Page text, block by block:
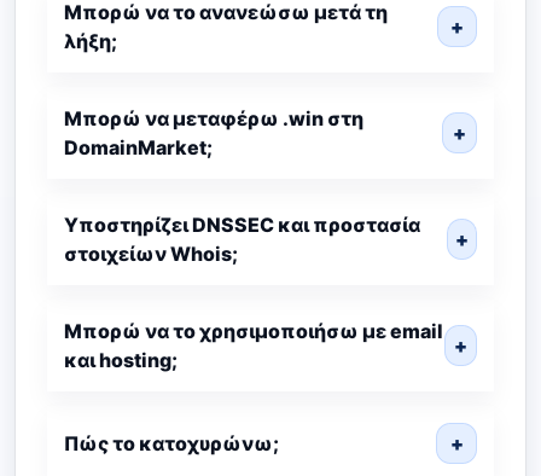
Μπορώ να το ανανεώσω μετά τη
λήξη;
+
Μπορώ να μεταφέρω .win στη
DomainMarket;
+
Υποστηρίζει DNSSEC και προστασία
στοιχείων Whois;
+
Μπορώ να το χρησιμοποιήσω με email
και hosting;
+
Πώς το κατοχυρώνω; +